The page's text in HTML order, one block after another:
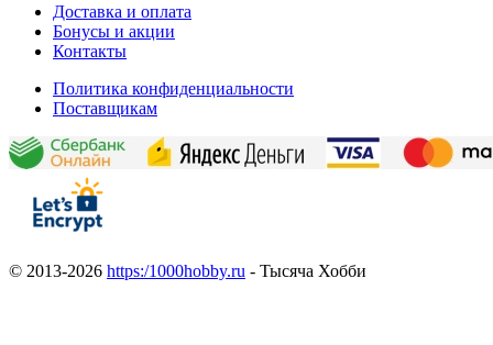
Доставка и оплата
Бонусы и акции
Контакты
Политика конфиденциальности
Поставщикам
© 2013-2026 https:/1000hobby.ru - Тысяча Хобби